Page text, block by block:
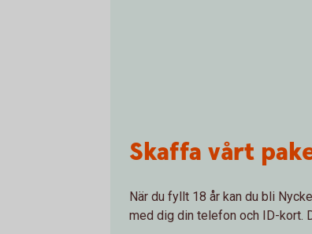
Skaffa vårt
När du fyllt 18 år kan du bli
med dig din telefon och ID-kort.